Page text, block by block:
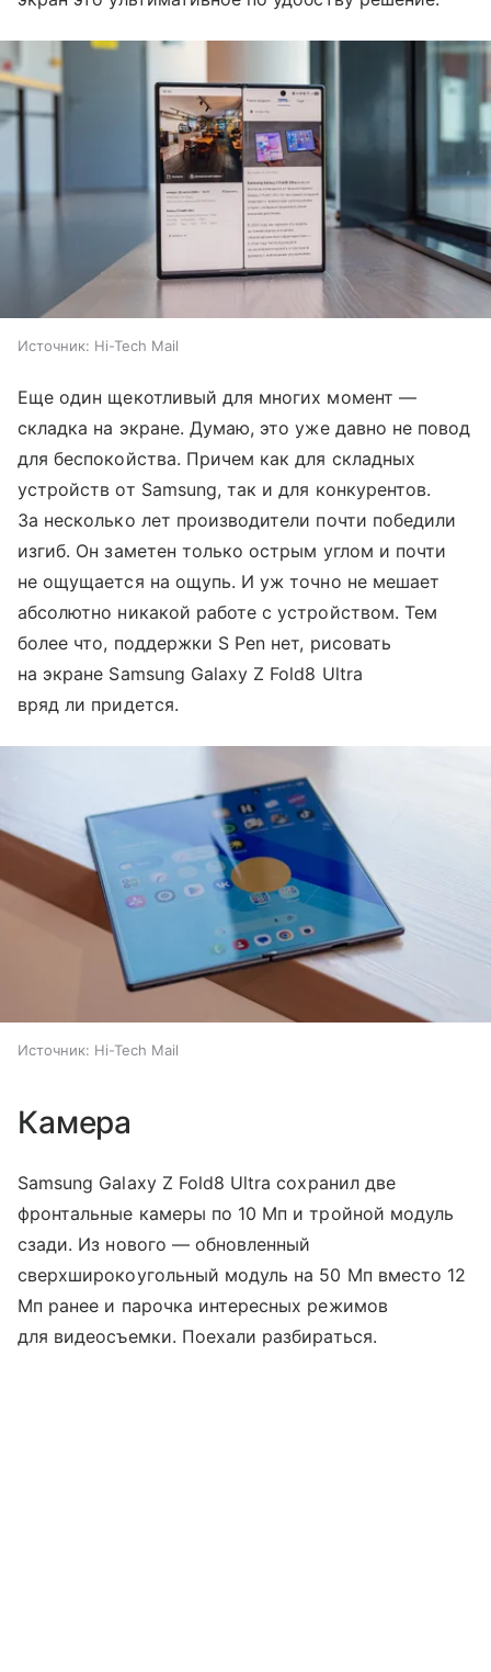
Источник: Hi-Tech Mail
Еще один щекотливый для многих момент —
складка на экране. Думаю, это уже давно не повод
для беспокойства. Причем как для складных
устройств от Samsung, так и для конкурентов.
За несколько лет производители почти победили
изгиб. Он заметен только острым углом и почти
не ощущается на ощупь. И уж точно не мешает
абсолютно никакой работе с устройством. Тем
более что, поддержки S Pen нет, рисовать
на экране Samsung Galaxy Z Fold8 Ultra
вряд ли придется.
Источник: Hi-Tech Mail
Камера
Samsung Galaxy Z Fold8 Ultra сохранил две
фронтальные камеры по 10 Мп и тройной модуль
сзади. Из нового — обновленный
сверхширокоугольный модуль на 50 Мп вместо 12
Мп ранее и парочка интересных режимов
для видеосъемки. Поехали разбираться.